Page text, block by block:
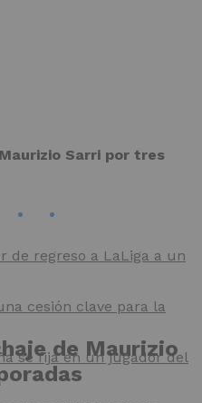
Sarri por tres
de regreso a LaLiga a un
cesión clave para la
se fija en un jugador del
de Maurizio